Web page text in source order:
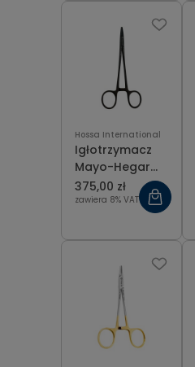
Hossa International
Igłotrzymacz
Mayo-Hegar
pokryty czarną,
ceramiczną
powłoką 16 cm
375,00 zł
zawiera 8% VAT